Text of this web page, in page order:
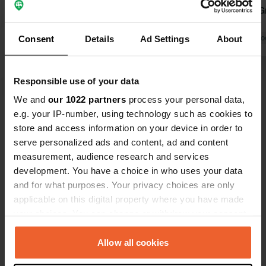
Consent Details Ad Settings About
Responsible use of your data
We and our 1022 partners process your personal data,
e.g. your IP-number, using technology such as cookies to
store and access information on your device in order to
serve personalized ads and content, ad and content
measurement, audience research and services
development. You have a choice in who uses your data
and for what purposes. Your privacy choices are only
applicable on this digital property where you have made
any time from the Cookie Declaration or by clicking on
the Privacy trigger icon.Allow all cookies
Posto tranquillo in un villaggio
altrimenti piuttosto noioso. Bella
è gradita l'attività di campeggio,
quindi niente barbecue o cucina
all'aperto, ma c'è una panchina. Nel
villaggio c'è anche un Lidl. Libero, un
ottimo posto per chi è
autosufficiente. Sulla strada per
Berlino.
Tradotto da GoogleMostra originale
Bel posto.
Tradotto da
Visualizza tutte le 11 recensioni
Sei stato qui?